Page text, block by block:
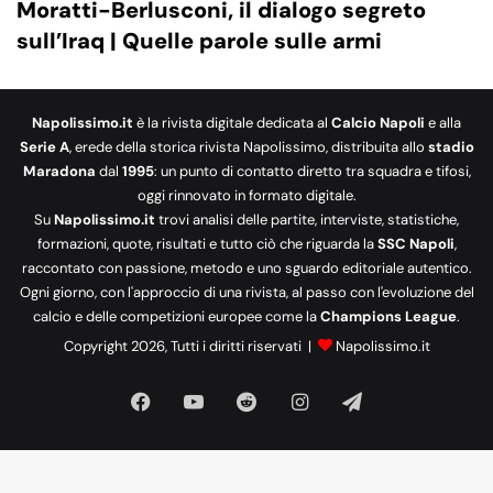
Moratti-Berlusconi, il dialogo segreto
sull’Iraq | Quelle parole sulle armi
Napolissimo.it è la rivista digitale dedicata al Calcio Napoli e alla
Serie A, erede della storica rivista Napolissimo, distribuita allo stadio
Maradona dal 1995: un punto di contatto diretto tra squadra e tifosi,
oggi rinnovato in formato digitale.
SuNapolissimo.it trovi analisi delle partite, interviste, statistiche,
formazioni, quote, risultati e tutto ciò che riguarda laSSC Napoli,
raccontato con passione, metodo e uno sguardo editoriale autentico.
Ogni giorno, con l'approccio di una rivista, al passo con l'evoluzione del
calcio e delle competizioni europee come laChampions League.
Copyright 2026, Tutti i diritti riservati |
Napolissimo.it
Facebook
Tube
RedditInstagram